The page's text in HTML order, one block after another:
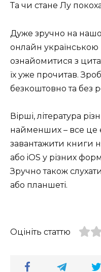
Та чи стане Лу
Дуже зручно на
онлайн
ознайомитися з
їх уже прочитав.
безкоштовно та без
Вірші, література
найменших – все це
завантажити книги
або iOS у різних
Зручно також
або планшеті.
Оцініть статтю